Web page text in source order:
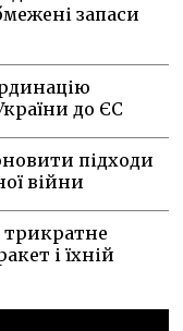
запаси
до ЄС
підходи
війни
трикратне
і їхній